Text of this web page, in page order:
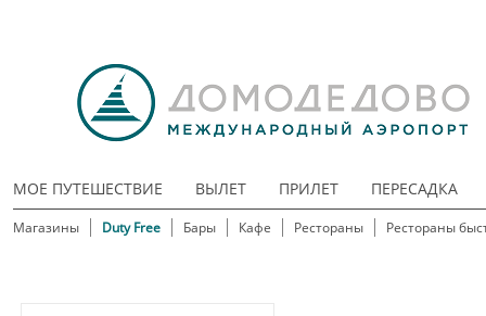
МОЕ ПУТЕШЕСТВИЕ ВЫЛЕТ ПРИЛЕТ ПЕРЕСАДКА
Магазины Duty Free Бары Кафе Рестораны Рестораны